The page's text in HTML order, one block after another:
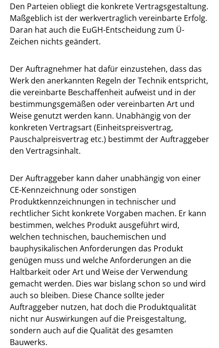
Den Parteien obliegt die konkrete Vertragsgestaltung.
Maßgeblich ist der werkvertraglich vereinbarte Erfolg.
Daran hat auch die EuGH-Entscheidung zum Ü-
Zeichen nichts geändert.
Der Auftragnehmer hat dafür einzustehen, dass das
Werk den anerkannten Regeln der Technik entspricht,
die vereinbarte Beschaffenheit aufweist und in der
bestimmungsgemäßen oder vereinbarten Art und
Weise genutzt werden kann. Unabhängig von der
konkreten Vertragsart (Einheitspreisvertrag,
Pauschalpreisvertrag etc.) bestimmt der Auftraggeber
den Vertragsinhalt.
Der Auftraggeber kann daher unabhängig von einer
CE-Kennzeichnung oder sonstigen
Produktkennzeichnungen in technischer und
rechtlicher Sicht konkrete Vorgaben machen. Er kann
bestimmen, welches Produkt ausgeführt wird,
welchen technischen, bauchemischen und
bauphysikalischen Anforderungen das Produkt
genügen muss und welche Anforderungen an die
Haltbarkeit oder Art und Weise der Verwendung
gemacht werden. Dies war bislang schon so und wird
auch so bleiben. Diese Chance sollte jeder
Auftraggeber nutzen, hat doch die Produktqualität
nicht nur Auswirkungen auf die Preisgestaltung,
sondern auch auf die Qualität des gesamten
Bauwerks.